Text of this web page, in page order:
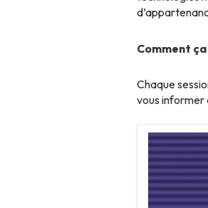
Comment
Chaque
vous informer